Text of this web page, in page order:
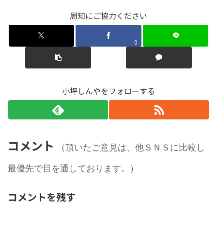
周知にご協力ください
0
小坪しんやをフォローする
コメント
（頂いたご意見は、他ＳＮＳに比較し
最優先で目を通しております。）
コメントを残す